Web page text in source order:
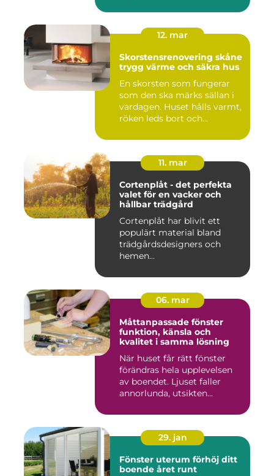
12. mar
Skorstensrenovering skåne
trygg värme och säkra hus
En skorsten som fungerar
som den ska märks sällan i
vardagen. Huset hålls varmt,
röken leds bort och...
11. mar
Cortenplåt - det perfekta
valet för en vacker och
hållbar trädgård
Cortenplåt har blivit ett
populärt material bland
trädgårdsdesigners och
hemen...
06. mar
Måttanpassade fönster
funktion, känsla och
kvalitet i samma lösning
När huset får rätt fönster
förändras hela upplevelsen
av boendet. Ljuset faller
annorlunda, utsikten...
29. jan
Fönster uterum förhöj ditt
boende året runt